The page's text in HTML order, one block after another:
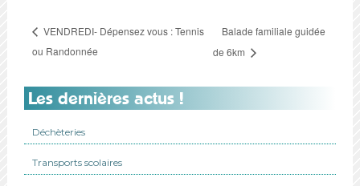
VENDREDI- Dépensez vous : Tennis
ou Randonnée
Balade familiale guidée
de 6km
Les dernières actus !
Déchèteries
Transports scolaires